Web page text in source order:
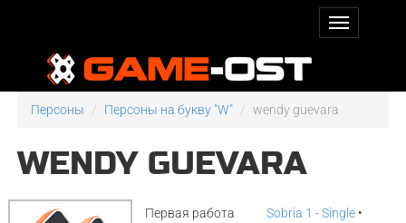
Персоны Персоны на букву "W" wendy guevara
WENDY GUEVARA
Первая работа Sobria 1 - Single •